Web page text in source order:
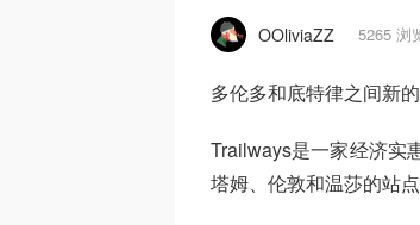
OOliviaZZ 5265 浏
多伦多和底特律之间新
Trailways是一家经济实
塔姆、伦敦和温莎的站点